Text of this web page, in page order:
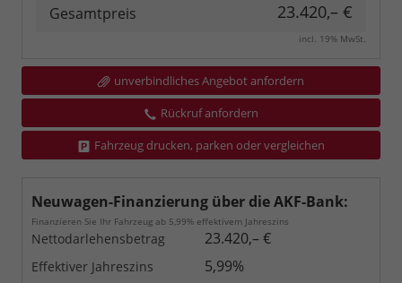
Gesamtpreis
23.420,– €
incl. 19% MwSt.
unverbindliches Angebot anfordern
Rückruf anfordern
Fahrzeug drucken, parken oder vergleichen
Neuwagen-Finanzierung über die AKF-Bank:
Finanzieren Sie Ihr Fahrzeug ab 5,99% effektivem Jahreszins
Nettodarlehensbetrag 23.420,– €
Effektiver Jahreszins 5,99%